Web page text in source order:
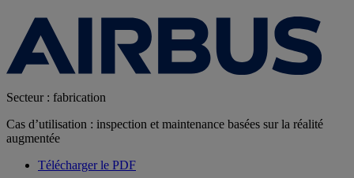
Secteur : fabrication
Cas d’utilisation : inspection et maintenance basées sur la réalité
augmentée
Télécharger le PDF